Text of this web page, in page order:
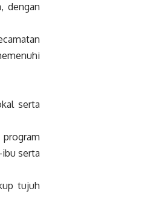
dengan
serta
serta
tujuh